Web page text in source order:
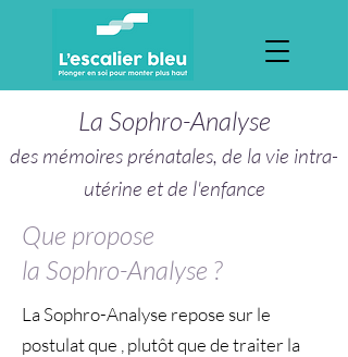
La Sophro-Analyse
des mémoires prénatales, de la vie intra-
utérine et de l'enfance
Que propose
la Sophro-Analyse ?
La Sophro-Analyse repose sur le
postulat que , plutôt que de traiter la